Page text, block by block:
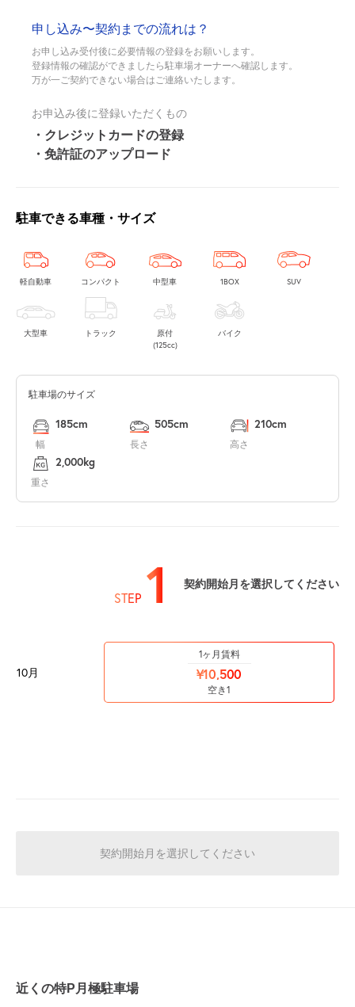
申し込み〜契約までの流れは？
お申し込み受付後に必要情報の登録をお願いします。
登録情報の確認ができましたら駐車場オーナーへ確認します。
万が一ご契約できない場合はご連絡いたします。
お申込み後に登録いただくもの
・クレジットカードの登録
・免許証のアップロード
駐車できる車種・サイズ
軽自動車 コンパクト 中型車 1BOX SUV
大型車 トラック
原付
(125cc)
バイク
駐車場のサイズ
幅
185cm
長さ
505cm
高さ
210cm
重さ
2,000kg
STEP 1 契約開始月を選択してください
10月
1ヶ月賃料
¥10,500
空き1
契約開始月を選択してください
近くの特P月極駐車場